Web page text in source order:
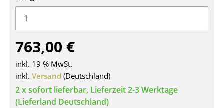
Tische
Beistelltische
Couchtische
Schreibtische
763,00 €
inkl. 19 % MwSt.
inkl. Versand (Deutschland)
2 x sofort lieferbar, Lieferzeit 2-3 Werktage
(Lieferland Deutschland)